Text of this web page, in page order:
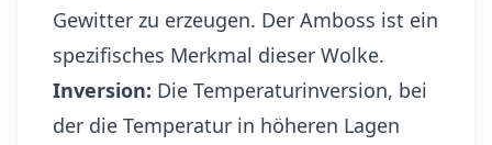
Gewitter zu erzeugen. Der Amboss ist ein
spezifisches Merkmal dieser Wolke.
Inversion: Die Temperaturinversion, bei
der die Temperatur in höheren Lagen